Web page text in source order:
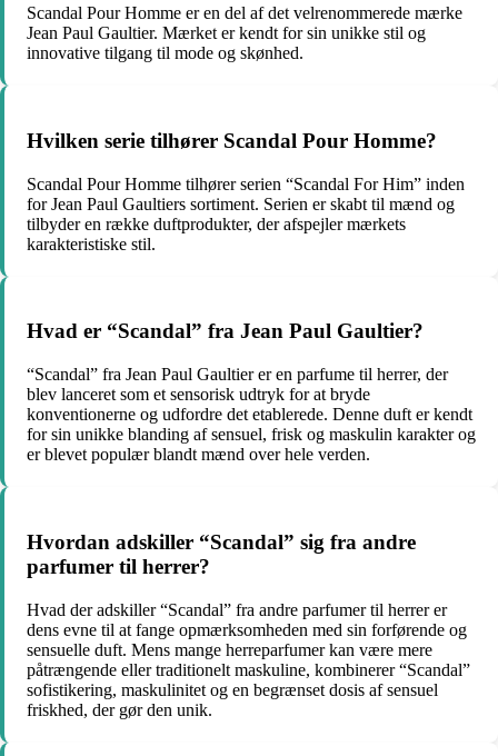
Scandal Pour Homme er en del af det velrenommerede mærke
Jean Paul Gaultier. Mærket er kendt for sin unikke stil og
innovative tilgang til mode og skønhed.
Hvilken serie tilhører Scandal Pour Homme?
Scandal Pour Homme tilhører serien “Scandal For Him” inden
for Jean Paul Gaultiers sortiment. Serien er skabt til mænd og
tilbyder en række duftprodukter, der afspejler mærkets
karakteristiske stil.
Hvad er “Scandal” fra Jean Paul Gaultier?
“Scandal” fra Jean Paul Gaultier er en parfume til herrer, der
blev lanceret som et sensorisk udtryk for at bryde
konventionerne og udfordre det etablerede. Denne duft er kendt
for sin unikke blanding af sensuel, frisk og maskulin karakter og
er blevet populær blandt mænd over hele verden.
Hvordan adskiller “Scandal” sig fra andre
parfumer til herrer?
Hvad der adskiller “Scandal” fra andre parfumer til herrer er
dens evne til at fange opmærksomheden med sin forførende og
sensuelle duft. Mens mange herreparfumer kan være mere
påtrængende eller traditionelt maskuline, kombinerer “Scandal”
sofistikering, maskulinitet og en begrænset dosis af sensuel
friskhed, der gør den unik.